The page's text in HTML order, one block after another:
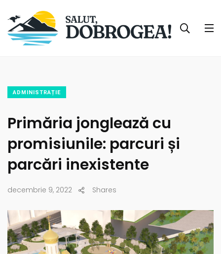
ADMINISTRAȚIE
Primăria jonglează cu
promisiunile: parcuri și
parcări inexistente
decembrie 9, 2022 Shares